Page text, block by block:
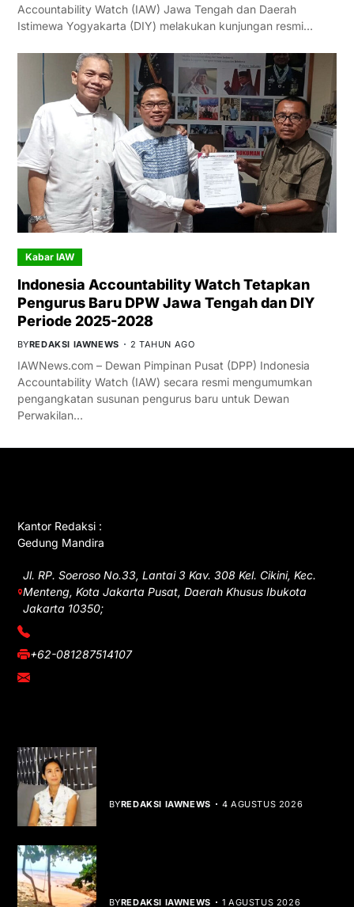
Accountability Watch (IAW) Jawa Tengah dan Daerah
Istimewa Yogyakarta (DIY) melakukan kunjungan resmi…
Kabar IAW
Indonesia Accountability Watch Tetapkan
Pengurus Baru DPW Jawa Tengah dan DIY
Periode 2025-2028
BYREDAKSI IAWNEWS 2 TAHUN AGO
IAWNews.com – Dewan Pimpinan Pusat (DPP) Indonesia
Accountability Watch (IAW) secara resmi mengumumkan
pengangkatan susunan pengurus baru untuk Dewan
Perwakilan…
Kantor Redaksi :
Gedung Mandira
Jl. RP. Soeroso No.33, Lantai 3 Kav. 308 Kel. Cikini, Kec.
Menteng, Kota Jakarta Pusat, Daerah Khusus Ibukota
Jakarta 10350;
(021) 3908026
+62-081287514107
adm@iawnews.com
BYREDAKSI IAWNEWS 4 AGUSTUS 2026
BYREDAKSI IAWNEWS 1 AGUSTUS 2026